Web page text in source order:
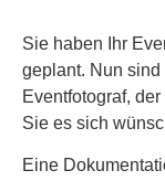
Sie haben Ihr
geplant. Nun
Eventfotograf,
Sie es sich
Eine